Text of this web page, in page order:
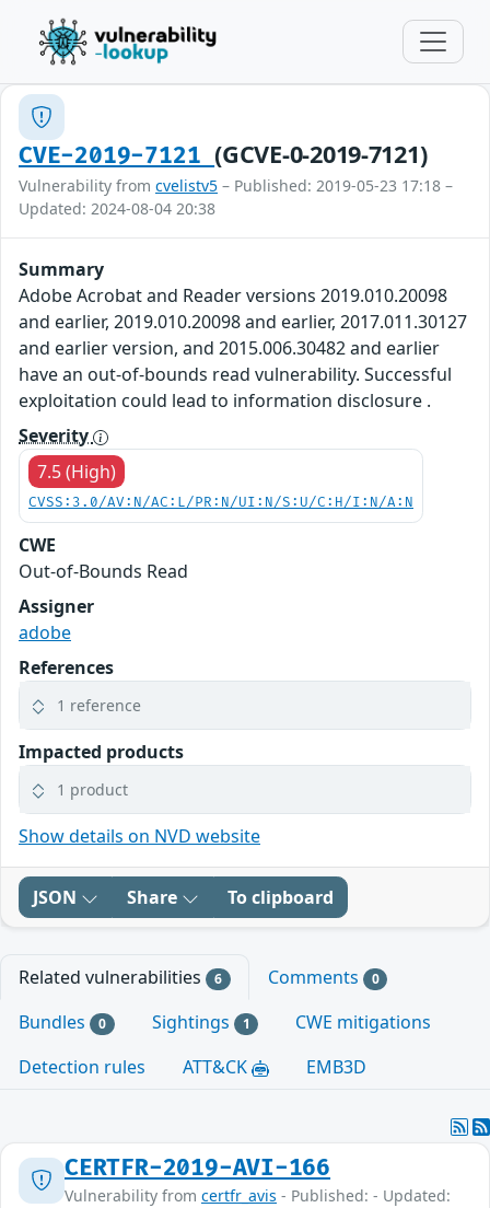
CVE-2019-7121(GCVE-0-2019-7121)
Vulnerability from cvelistv5 – Published: 2019-05-23 17:18 –
Updated: 2024-08-04 20:38
Summary
Adobe Acrobat and Reader versions 2019.010.20098
and earlier, 2019.010.20098 and earlier, 2017.011.30127
and earlier version, and 2015.006.30482 and earlier
have an out-of-bounds read vulnerability. Successful
exploitation could lead to information disclosure .
Severity
7.5 (High)
CVSS:3.0/AV:N/AC:L/PR:N/UI:N/S:U/C:H/I:N/A:N
CWE
Out-of-Bounds Read
Assigner
adobe
References
1 reference
Impacted products
1 product
Show details on NVD website
JSON Share To clipboard
Related vulnerabilities 6 Comments 0
Bundles 0 Sightings 1
CWE mitigations
Detection rules
ATT&CK EMB3D
CERTFR-2019-AVI-166
Vulnerability from certfr_avis - Published: - Updated: